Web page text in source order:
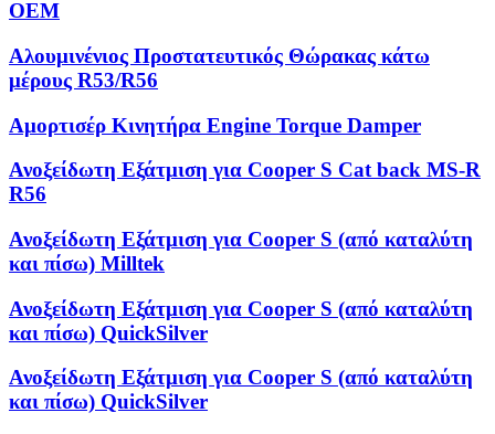
OEM
Αλουμινένιος Προστατευτικός Θώρακας κάτω
μέρους R53/R56
Αμορτισέρ Κινητήρα Engine Torque Damper
Ανοξείδωτη Eξάτμιση για Cooper S Cat back MS-R
R56
Ανοξείδωτη Εξάτμιση για Cooper S (από καταλύτη
και πίσω) Milltek
Ανοξείδωτη Εξάτμιση για Cooper S (από καταλύτη
και πίσω) QuickSilver
Ανοξείδωτη Εξάτμιση για Cooper S (από καταλύτη
και πίσω) QuickSilver